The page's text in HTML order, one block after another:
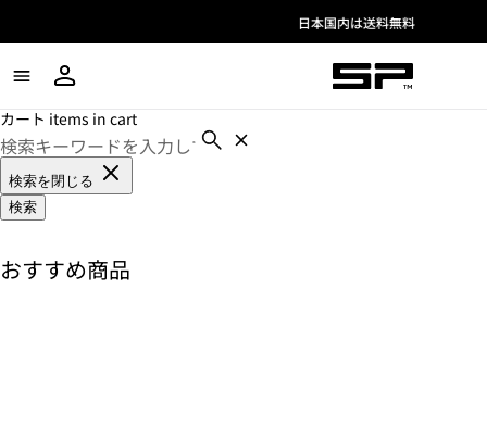
🌞 SUMMER SALE｜全商品20%OFF
カート items in cart
検索を閉じる
検索
おすすめ商品